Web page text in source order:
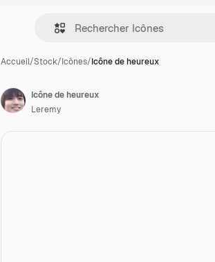
Accueil/Stock/Icônes/Icône de heureux
Icône de heureux
Leremy